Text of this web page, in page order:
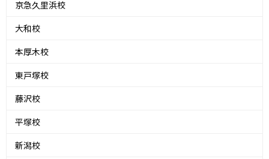
京急久里浜校
大和校
本厚木校
東戸塚校
藤沢校
平塚校
新潟校